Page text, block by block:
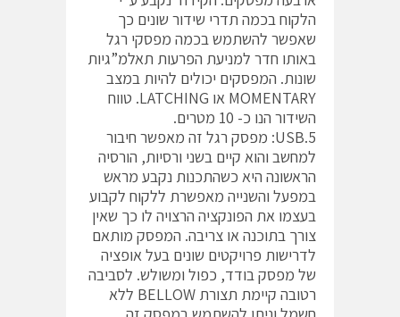
הלקוח בכמה תדרי שידור שונים כך
שאפשר להשתמש בכמה מפסקי רגל
באותו חדר למניעת הפרעות תאלמ”גיות
שונות. המפסקים יכולים להיות במצב
MOMENTARY או LATCHING. טווח
השידור הנו כ- 10 מטרים.
5.USB: מפסק רגל זה מאפשר חיבור
למחשב והוא קיים בשני ורסיות, הורסיה
הראשונה היא כשהתכנות נקבע מראש
במפעל והשנייה מאפשרת ללקוח לקבוע
בעצמו את הפונקציה הרצויה לו כך שאין
צורך בתוכנה או צריבה. המפסק מותאם
לדרישות פרויקטים שונים בעל אופציה
של מפסק בודד, כפול ומשולש. לסביבה
רטובה קיימת תצורת BELLOW ללא